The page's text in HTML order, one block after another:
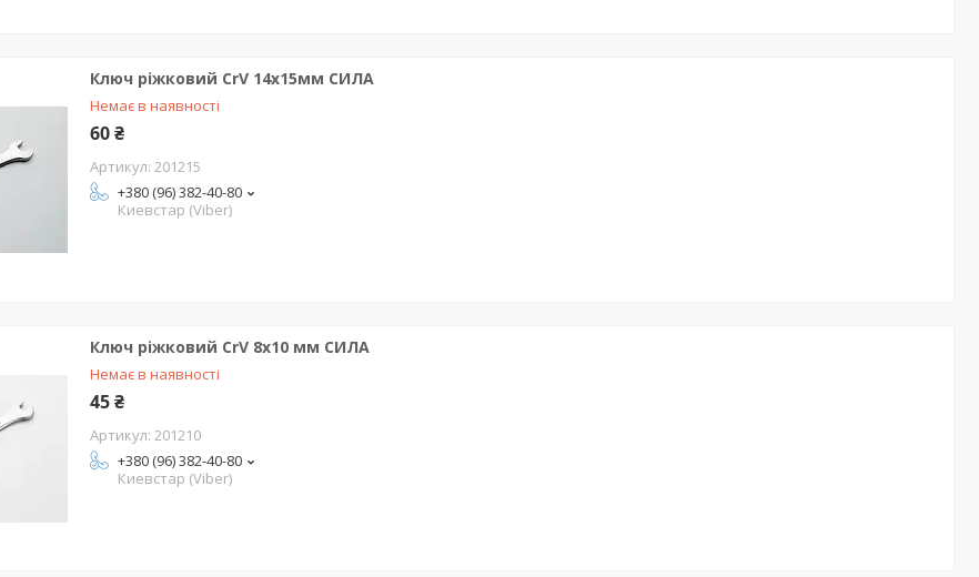
Ключ ріжковий CrV 14x15мм СИЛА
Немає в наявності
60 ₴
201215
+380 (96) 382-40-80
Киевстар (Viber)
Ключ ріжковий CrV 8x10 мм СИЛА
Немає в наявності
45 ₴
201210
+380 (96) 382-40-80
Киевстар (Viber)